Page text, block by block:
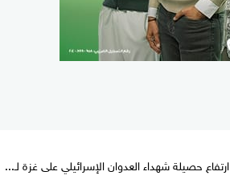
ارتفاع حصيلة شهداء العدوان الإسرائيلي على غزة لـ...